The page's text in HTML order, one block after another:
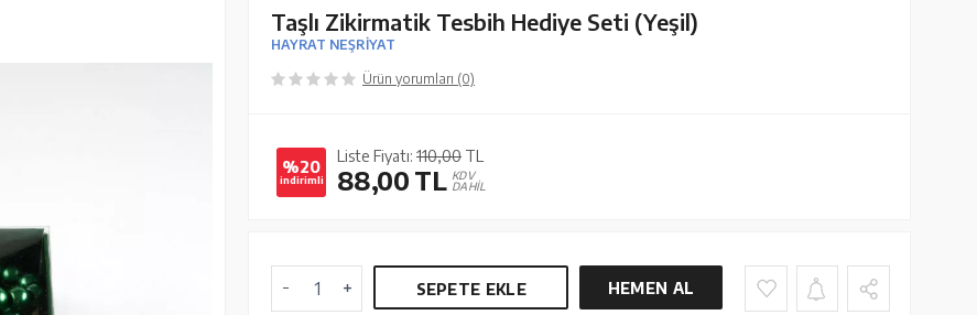
Taşlı Zikirmatik Tesbih Hediye Seti (Yeşil)
HAYRAT NEŞRİYAT
Ürün yorumları (0)
%20
indirimli
Liste Fiyatı: 110,00 TL
88,00TL KDV
DAHİL
SEPETE EKLE HEMEN AL